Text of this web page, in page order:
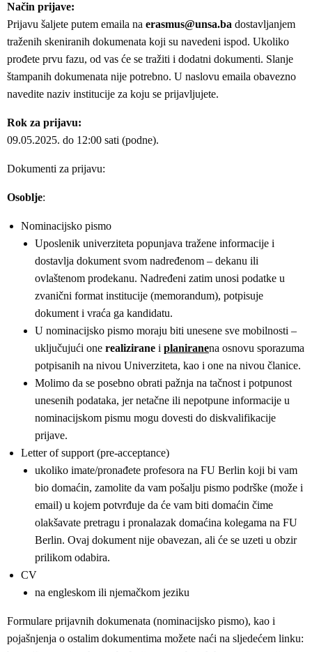
Način prijave:
Prijavu šaljete putem emaila na erasmus@unsa.ba dostavljanjem
traženih skeniranih dokumenata koji su navedeni ispod. Ukoliko
prođete prvu fazu, od vas će se tražiti i dodatni dokumenti. Slanje
štampanih dokumenata nije potrebno. U naslovu emaila obavezno
navedite naziv institucije za koju se prijavljujete.
Rok za prijavu:
09.05.2025. do 12:00 sati (podne).
Dokumenti za prijavu:
Osoblje:
Nominacijsko pismo
Uposlenik univerziteta popunjava tražene informacije i
dostavlja dokument svom nadređenom – dekanu ili
ovlaštenom prodekanu. Nadređeni zatim unosi podatke u
zvanični format institucije (memorandum), potpisuje
dokument i vraća ga kandidatu.
U nominacijsko pismo moraju biti unesene sve mobilnosti –
uključujući one realizirane i planiranena osnovu sporazuma
potpisanih na nivou Univerziteta, kao i one na nivou članice.
Molimo da se posebno obrati pažnja na tačnost i potpunost
unesenih podataka, jer netačne ili nepotpune informacije u
nominacijskom pismu mogu dovesti do diskvalifikacije
prijave.
Letter of support (pre-acceptance)
ukoliko imate/pronađete profesora na FU Berlin koji bi vam
bio domaćin, zamolite da vam pošalju pismo podrške (može i
email) u kojem potvrđuje da će vam biti domaćin čime
olakšavate pretragu i pronalazak domaćina kolegama na FU
Berlin. Ovaj dokument nije obavezan, ali će se uzeti u obzir
prilikom odabira.
CV
na engleskom ili njemačkom jeziku
Formulare prijavnih dokumenata (nominacijsko pismo), kao i
pojašnjenja o ostalim dokumentima možete naći na sljedećem linku: